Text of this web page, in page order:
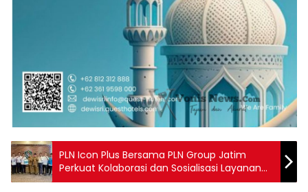
PLN Icon Plus Bersama PLN Group Jatim
Perkuat Kolaborasi dan Sosialisasi Layanan
Beyond kWh di Kabupaten Lumajang